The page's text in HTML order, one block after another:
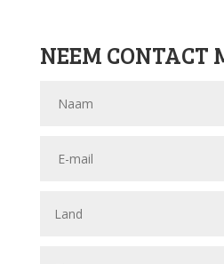
NEEM CONTACT